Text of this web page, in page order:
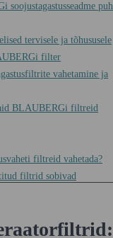
tervisele ja tõhususele
filter
vahetamine ja
BLAUBERGi filtreid
filtreid vahetada?
filtrid sobivad
ja taaskasutada?